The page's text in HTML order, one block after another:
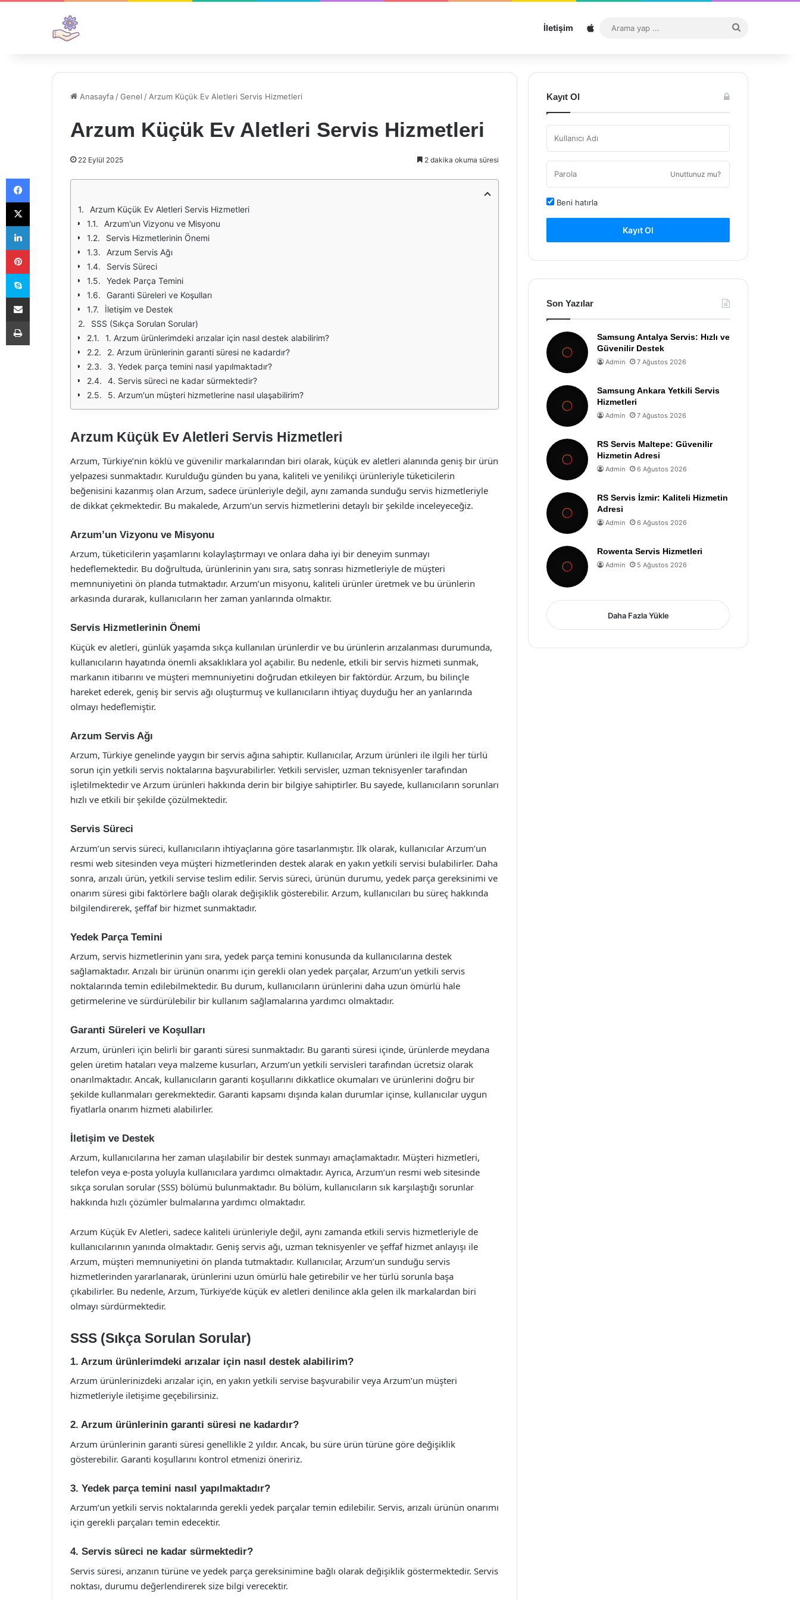
İletişim Sitemap
...
Anasayfa /Genel / Arzum Küçük Ev Aletleri Servis Hizmetleri
Arzum Küçük Ev Aletleri Servis Hizmetleri
22 Eylül 2025 2 dakika okuma süresi
Arzum Küçük Ev Aletleri Servis Hizmetleri
Arzum'un Vizyonu ve Misyonu
Servis Hizmetlerinin Önemi
Arzum Servis Ağı
Servis Süreci
Yedek Parça Temini
Garanti Süreleri ve Koşulları
İletişim ve Destek
SSS (Sıkça Sorulan Sorular)
1. Arzum ürünlerimdeki arızalar için nasıl destek alabilirim?
2. Arzum ürünlerinin garanti süresi ne kadardır?
3. Yedek parça temini nasıl yapılmaktadır?
4. Servis süreci ne kadar sürmektedir?
5. Arzum'un müşteri hizmetlerine nasıl ulaşabilirim?
Arzum Küçük Ev Aletleri Servis Hizmetleri
Arzum, Türkiye’nin köklü ve güvenilir markalarından biri olarak, küçük ev aletleri alanında geniş bir ürün
yelpazesi sunmaktadır. Kurulduğu günden bu yana, kaliteli ve yenilikçi ürünleriyle tüketicilerin
beğenisini kazanmış olan Arzum, sadece ürünleriyle değil, aynı zamanda sunduğu servis hizmetleriyle
de dikkat çekmektedir. Bu makalede, Arzum’un servis hizmetlerini detaylı bir şekilde inceleyeceğiz.
Arzum’un Vizyonu ve Misyonu
Arzum, tüketicilerin yaşamlarını kolaylaştırmayı ve onlara daha iyi bir deneyim sunmayı
hedeflemektedir. Bu doğrultuda, ürünlerinin yanı sıra, satış sonrası hizmetleriyle de müşteri
memnuniyetini ön planda tutmaktadır. Arzum’un misyonu, kaliteli ürünler üretmek ve bu ürünlerin
arkasında durarak, kullanıcıların her zaman yanlarında olmaktır.
Servis Hizmetlerinin Önemi
Küçük ev aletleri, günlük yaşamda sıkça kullanılan ürünlerdir ve bu ürünlerin arızalanması durumunda,
kullanıcıların hayatında önemli aksaklıklara yol açabilir. Bu nedenle, etkili bir servis hizmeti sunmak,
markanın itibarını ve müşteri memnuniyetini doğrudan etkileyen bir faktördür. Arzum, bu bilinçle
hareket ederek, geniş bir servis ağı oluşturmuş ve kullanıcıların ihtiyaç duyduğu her an yanlarında
olmayı hedeflemiştir.
Arzum Servis Ağı
Arzum, Türkiye genelinde yaygın bir servis ağına sahiptir. Kullanıcılar, Arzum ürünleri ile ilgili her türlü
sorun için yetkili servis noktalarına başvurabilirler. Yetkili servisler, uzman teknisyenler tarafından
işletilmektedir ve Arzum ürünleri hakkında derin bir bilgiye sahiptirler. Bu sayede, kullanıcıların sorunları
hızlı ve etkili bir şekilde çözülmektedir.
Servis Süreci
Arzum’un servis süreci, kullanıcıların ihtiyaçlarına göre tasarlanmıştır. İlk olarak, kullanıcılar Arzum’un
resmi web sitesinden veya müşteri hizmetlerinden destek alarak en yakın yetkili servisi bulabilirler. Daha
sonra, arızalı ürün, yetkili servise teslim edilir. Servis süreci, ürünün durumu, yedek parça gereksinimi ve
onarım süresi gibi faktörlere bağlı olarak değişiklik gösterebilir. Arzum, kullanıcıları bu süreç hakkında
bilgilendirerek, şeffaf bir hizmet sunmaktadır.
Yedek Parça Temini
Arzum, servis hizmetlerinin yanı sıra, yedek parça temini konusunda da kullanıcılarına destek
sağlamaktadır. Arızalı bir ürünün onarımı için gerekli olan yedek parçalar, Arzum’un yetkili servis
noktalarında temin edilebilmektedir. Bu durum, kullanıcıların ürünlerini daha uzun ömürlü hale
getirmelerine ve sürdürülebilir bir kullanım sağlamalarına yardımcı olmaktadır.
Garanti Süreleri ve Koşulları
Arzum, ürünleri için belirli bir garanti süresi sunmaktadır. Bu garanti süresi içinde, ürünlerde meydana
gelen üretim hataları veya malzeme kusurları, Arzum’un yetkili servisleri tarafından ücretsiz olarak
onarılmaktadır. Ancak, kullanıcıların garanti koşullarını dikkatlice okumaları ve ürünlerini doğru bir
şekilde kullanmaları gerekmektedir. Garanti kapsamı dışında kalan durumlar içinse, kullanıcılar uygun
fiyatlarla onarım hizmeti alabilirler.
İletişim ve Destek
Arzum, kullanıcılarına her zaman ulaşılabilir bir destek sunmayı amaçlamaktadır. Müşteri hizmetleri,
telefon veya e-posta yoluyla kullanıcılara yardımcı olmaktadır. Ayrıca, Arzum’un resmi web sitesinde
sıkça sorulan sorular (SSS) bölümü bulunmaktadır. Bu bölüm, kullanıcıların sık karşılaştığı sorunlar
hakkında hızlı çözümler bulmalarına yardımcı olmaktadır.
Arzum Küçük Ev Aletleri, sadece kaliteli ürünleriyle değil, aynı zamanda etkili servis hizmetleriyle de
kullanıcılarının yanında olmaktadır. Geniş servis ağı, uzman teknisyenler ve şeffaf hizmet anlayışı ile
Arzum, müşteri memnuniyetini ön planda tutmaktadır. Kullanıcılar, Arzum’un sunduğu servis
hizmetlerinden yararlanarak, ürünlerini uzun ömürlü hale getirebilir ve her türlü sorunla başa
çıkabilirler. Bu nedenle, Arzum, Türkiye’de küçük ev aletleri denilince akla gelen ilk markalardan biri
olmayı sürdürmektedir.
SSS (Sıkça Sorulan Sorular)
1. Arzum ürünlerimdeki arızalar için nasıl destek alabilirim?
Arzum ürünlerinizdeki arızalar için, en yakın yetkili servise başvurabilir veya Arzum’un müşteri
hizmetleriyle iletişime geçebilirsiniz.
2. Arzum ürünlerinin garanti süresi ne kadardır?
Arzum ürünlerinin garanti süresi genellikle 2 yıldır. Ancak, bu süre ürün türüne göre değişiklik
gösterebilir. Garanti koşullarını kontrol etmenizi öneririz.
3. Yedek parça temini nasıl yapılmaktadır?
Arzum’un yetkili servis noktalarında gerekli yedek parçalar temin edilebilir. Servis, arızalı ürünün onarımı
için gerekli parçaları temin edecektir.
4. Servis süreci ne kadar sürmektedir?
Servis süresi, arızanın türüne ve yedek parça gereksinimine bağlı olarak değişiklik göstermektedir. Servis
noktası, durumu değerlendirerek size bilgi verecektir.
Kayıt Ol
Unuttunuz mu?
Beni hatırla
Kayıt Ol
Son Yazılar
Samsung Antalya Servis: Hızlı ve
Güvenilir Destek
Admin 7 Ağustos 2026
Samsung Ankara Yetkili Servis
Hizmetleri
Admin 7 Ağustos 2026
RS Servis Maltepe: Güvenilir
Hizmetin Adresi
Admin 6 Ağustos 2026
RS Servis İzmir: Kaliteli Hizmetin
Adresi
Admin 6 Ağustos 2026
Rowenta Servis Hizmetleri
Admin 5 Ağustos 2026
Daha Fazla Yükle
Facebook
X
LinkedIn
Pinterest
Skype
E-Posta ile paylaş